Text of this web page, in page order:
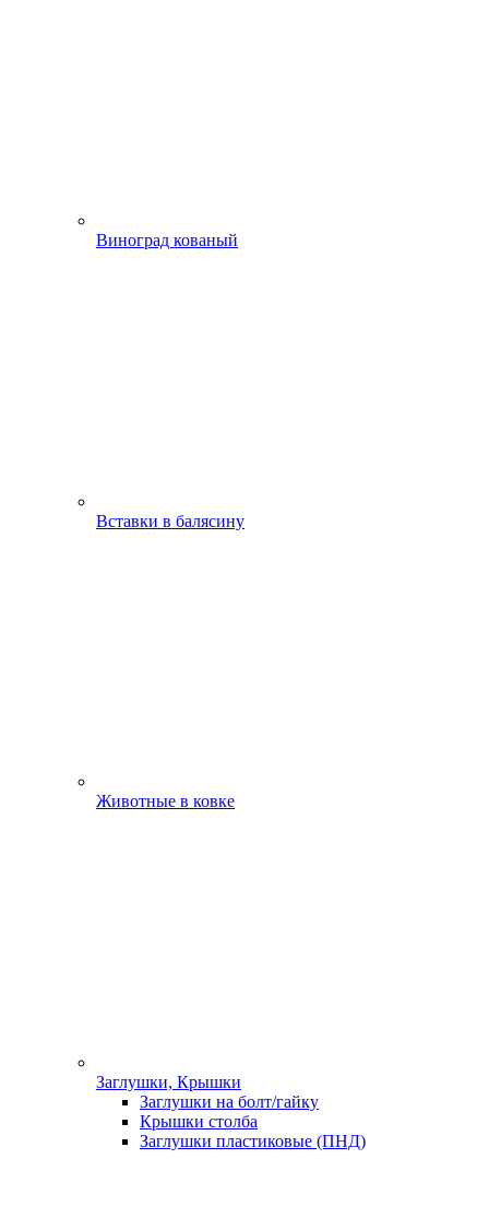
Виноград кованый
Вставки в балясину
Животные в ковке
Заглушки, Крышки
Заглушки на болт/гайку
Крышки столба
Заглушки пластиковые (ПНД)